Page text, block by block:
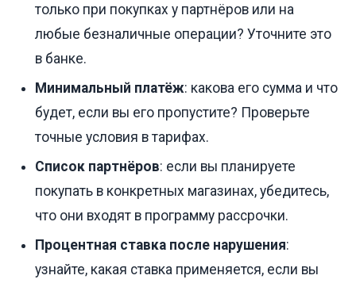
только при покупках у партнёров или на
любые безналичные операции? Уточните это
в банке.
Минимальный платёж: какова его сумма и что
будет, если вы его пропустите? Проверьте
точные условия в тарифах.
Список партнёров: если вы планируете
покупать в конкретных магазинах, убедитесь,
что они входят в программу рассрочки.
Процентная ставка после нарушения:
узнайте, какая ставка применяется, если вы